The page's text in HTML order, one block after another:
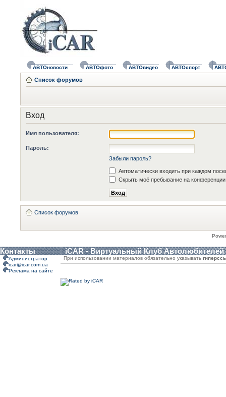
АВТОновости АВТОфото АВТОвидео АВТОспорт
Список форумов
Вход
Имя пользователя:
Пароль:
Забыли пароль?
Автоматически входить при каждом
Скрыть моё пребывание на конференции
Список форумов
Контакты iCAR - Виртуальный Клуб Автолюбителей
Администратор
icar@icar.com.ua
Реклама на сайте
При использовании материалов обязательно указывать